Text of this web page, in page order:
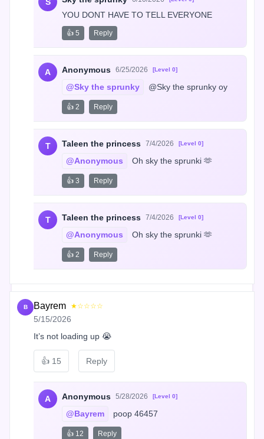
YOU DONT HAVE TO TELL EVERYONE
👍 5 Reply
A Anonymous 6/25/2026 [Level 0]
@Sky the sprunky @Sky the sprunky oy
👍 2 Reply
T Taleen the princess 7/4/2026 [Level 0]
@Anonymous Oh sky the sprunki 🫶
👍 3 Reply
T Taleen the princess 7/4/2026 [Level 0]
@Anonymous Oh sky the sprunki 🫶
👍 2 Reply
B Bayrem ★☆☆☆☆
5/15/2026
It’s not loading up 😭
👍 15 Reply
A Anonymous 5/28/2026 [Level 0]
@Bayrem poop 46457
👍 12 Reply